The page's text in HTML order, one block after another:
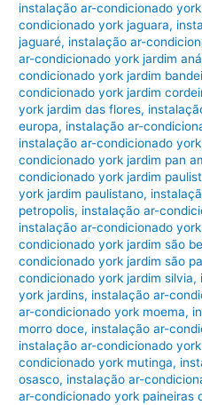
instalação ar-condicionado
condicionado york jaguara,
jaguaré, instalação ar-
ar-condicionado york jardim
condicionado york jardim
condicionado york jardim
york jardim das flores,
europa, instalação ar-
instalação ar-condicionado
condicionado york jardim pan
condicionado york jardim
york jardim paulistano,
petropolis, instalação ar-
instalação ar-condicionado
condicionado york jardim são
condicionado york jardim são
condicionado york jardim silvia,
york jardins, instalação ar-
ar-condicionado york moema,
morro doce, instalação ar-
instalação ar-condicionado
condicionado york mutinga,
osasco, instalação ar-
ar-condicionado york paineiras